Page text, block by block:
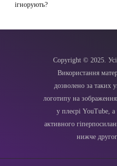
ігнорують?
Copyright © 2025. Усі
Використання
дозволено за таких
логотипу на
у плеєрі YouTube, а
активного
нижче